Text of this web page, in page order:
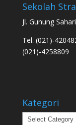
Sekolah
Jl. Gunung
Tel. (021)-
(021)-4258809
Kategori
Kategori